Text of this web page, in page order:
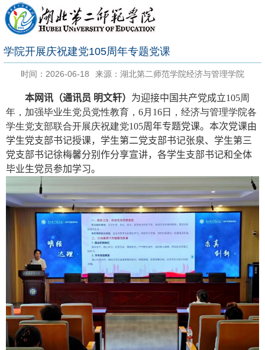
​学院开展庆祝建党105周年专题党课
时间：2026-06-18 来源：湖北第二师范学院经济与管理学院
本网讯（通讯员 明文轩） 为迎接中国共产党成立105周
年，加强毕业生党员党性教育， 6月 16日，经济与管理学院各
学生党支部联合开展庆祝建党105周年专题党课。本次党课由
学生党支部书记授课，学生第二党支部书记张泉、 学生第三
党支部书记徐梅馨分别作分享宣讲，各学生支部书记和全体
毕业生党员参加学习。